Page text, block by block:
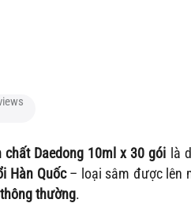
Daedong 10ml x 30 gói là
Hàn Quốc– loại sâm được lên
thường.